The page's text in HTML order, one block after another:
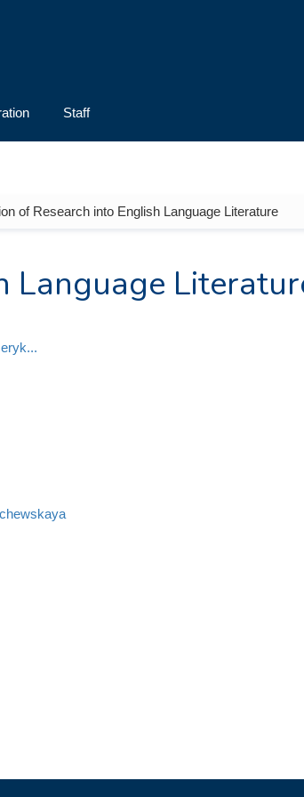
Staff
of Research into English Language Literature
Language